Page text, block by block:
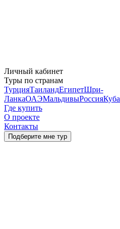
Личный кабинет
Туры по странам
ТурцияТаиландЕгипетШри-
ЛанкаОАЭМальдивыРоссияКуба
Где купить
О проекте
Контакты
Подберите мне тур